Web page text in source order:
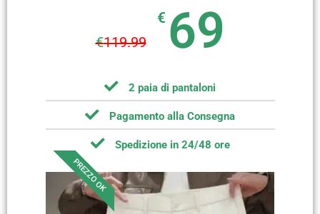
€119.99
€ 69
2 paia di pantaloni
Pagamento alla Consegna
Spedizione in 24/48 ore
PREZZO OK